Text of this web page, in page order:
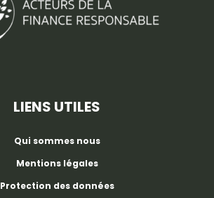
LIENS UTILES
Qui sommes nous
Mentions légales
Protection des données